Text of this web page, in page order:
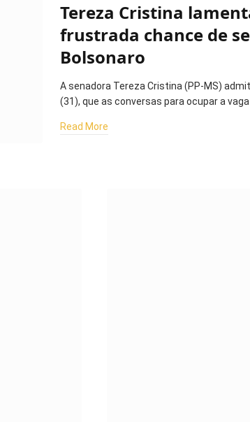
Tereza Cristina
frustrada chance de
Bolsonaro
A senadora Tereza Cristina (PP-MS)
(31), que as conversas para ocupar a
Read More